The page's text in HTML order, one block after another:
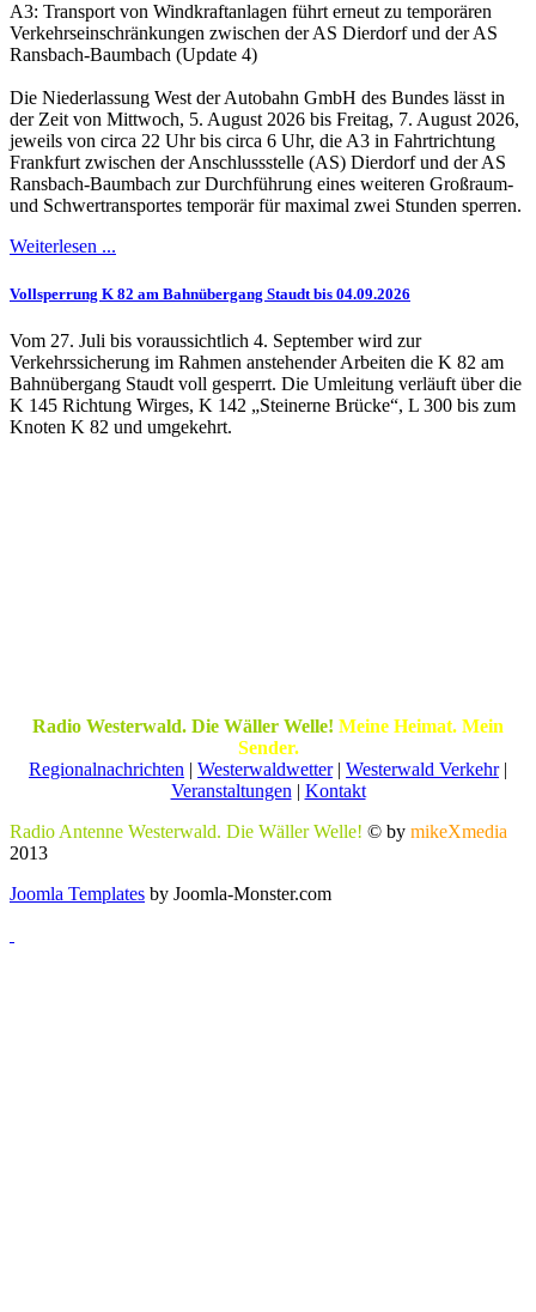
A3: Transport von Windkraftanlagen führt erneut zu temporären
Verkehrseinschränkungen zwischen der AS Dierdorf und der AS
Ransbach-Baumbach (Update 4)
Die Niederlassung West der Autobahn GmbH des Bundes lässt in
der Zeit von Mittwoch, 5. August 2026 bis Freitag, 7. August 2026,
jeweils von circa 22 Uhr bis circa 6 Uhr, die A3 in Fahrtrichtung
Frankfurt zwischen der Anschlussstelle (AS) Dierdorf und der AS
Ransbach-Baumbach zur Durchführung eines weiteren Großraum-
und Schwertransportes temporär für maximal zwei Stunden sperren.
Weiterlesen ...
Vollsperrung K 82 am Bahnübergang Staudt bis 04.09.2026
Vom 27. Juli bis voraussichtlich 4. September wird zur
Verkehrssicherung im Rahmen anstehender Arbeiten die K 82 am
Bahnübergang Staudt voll gesperrt. Die Umleitung verläuft über die
K 145 Richtung Wirges, K 142 „Steinerne Brücke“, L 300 bis zum
Knoten K 82 und umgekehrt.
Radio Westerwald. Die Wäller Welle! Meine Heimat. Mein
Sender.
Regionalnachrichten | Westerwaldwetter| Westerwald Verkehr|
Veranstaltungen | Kontakt
Radio Antenne Westerwald. Die Wäller Welle! © by mikeXmedia
2013
Joomla Templates by Joomla-Monster.com